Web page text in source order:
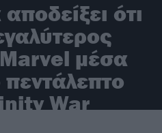
ότι
μέσα
War